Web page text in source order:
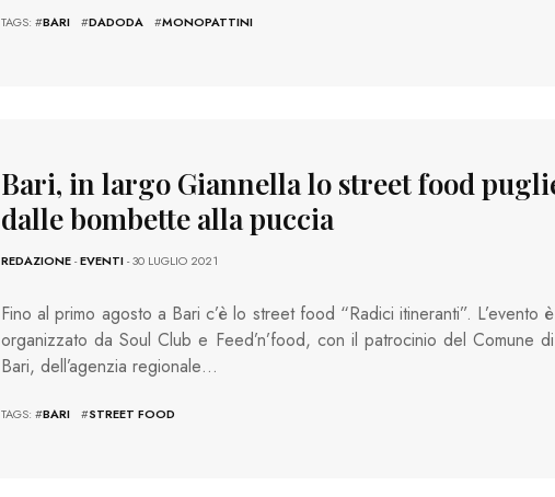
TAGS: #BARI #DADODA #MONOPATTINI
Bari, in largo Giannella lo street food
dalle bombette alla puccia
REDAZIONE-EVENTI- 30 LUGLIO 2021
Fino al primo agosto a Bari c’è lo street food “Radici itineranti”. L’evento è
organizzato da Soul Club e Feed’n’food, con il patrocinio del Comune di
Bari, dell’agenzia regionale…
TAGS: #BARI #STREET FOOD